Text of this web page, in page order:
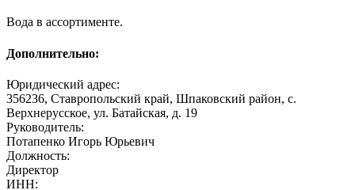
Вода в ассортименте.
Дополнительно:
Юридический адрес:
356236, Ставропольский край, Шпаковский район, с.
Верхнерусское, ул. Батайская, д. 19
Руководитель:
Потапенко Игорь Юрьевич
Должность:
Директор
ИНН: